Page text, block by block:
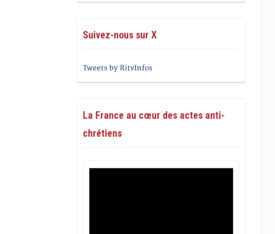
Suivez-nous sur X
Tweets by RitvInfos
La France au cœur des actes anti-
chrétiens